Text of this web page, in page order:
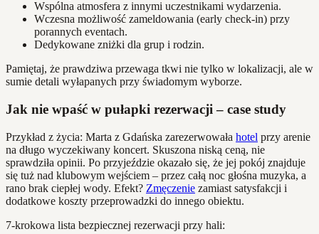
Wspólna atmosfera z innymi uczestnikami wydarzenia.
Wczesna możliwość zameldowania (early check-in) przy
porannych eventach.
Dedykowane zniżki dla grup i rodzin.
Pamiętaj, że prawdziwa przewaga tkwi nie tylko w lokalizacji, ale w
sumie detali wyłapanych przy świadomym wyborze.
Jak nie wpaść w pułapki rezerwacji – case study
Przykład z życia: Marta z Gdańska zarezerwowała hotel przy arenie
na długo wyczekiwany koncert. Skuszona niską ceną, nie
sprawdziła opinii. Po przyjeździe okazało się, że jej pokój znajduje
się tuż nad klubowym wejściem – przez całą noc głośna muzyka, a
rano brak ciepłej wody. Efekt? Zmęczenie zamiast satysfakcji i
dodatkowe koszty przeprowadzki do innego obiektu.
7-krokowa lista bezpiecznej rezerwacji przy hali: